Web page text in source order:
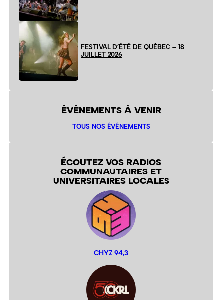
FESTIVAL D’ÉTÉ DE QUÉBEC – 18
JUILLET 2026
ÉVÉNEMENTS À VENIR
TOUS NOS ÉVÉNEMENTS
ÉCOUTEZ VOS RADIOS
COMMUNAUTAIRES ET
UNIVERSITAIRES LOCALES
CHYZ 94,3